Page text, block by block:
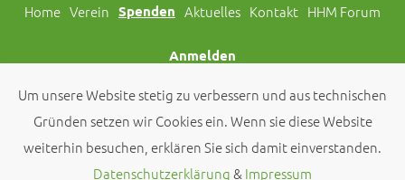
Home Verein Spenden Aktuelles Kontakt HHM Forum
Anmelden
Folgt uns auch auf Social Media!
© 2026 byHundehilfe Mariechen e.V.
Um unsere Website stetig zu verbessern und aus technischen
Gründen setzen wir Cookies ein. Wenn sie diese Website
weiterhin besuchen, erklären Sie sich damit einverstanden.
Datenschutzerklärung& Impressum